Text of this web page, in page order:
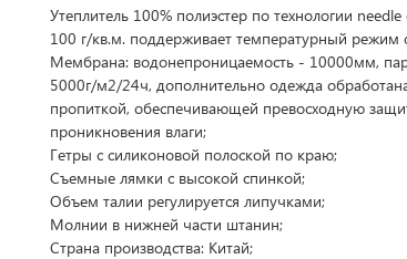
Утеплитель 100% полиэстер по технологии
100 г/кв.м. поддерживает температурный режим
Мембрана: водонепроницаемость - 10000мм,
5000г/м2/24ч, дополнительно одежда
пропиткой, обеспечивающей превосходную
проникновения влаги;
Гетры с силиконовой полоской по краю;
Съемные лямки с высокой спинкой;
Объем талии регулируется липучками;
Молнии в нижней части штанин;
Страна производства: Китай;